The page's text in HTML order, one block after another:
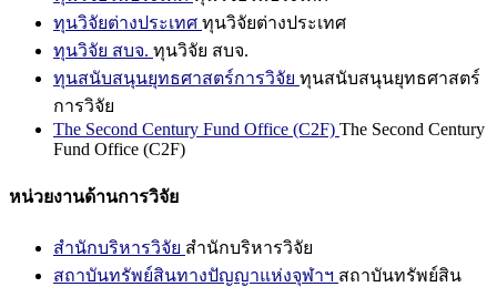
ทุนวิจัยต่างประเทศ ทุนวิจัยต่างประเทศ
ทุนวิจัย สบจ. ทุนวิจัย สบจ.
ทุนสนับสนุนยุทธศาสตร์การวิจัย ทุนสนับสนุนยุทธศาสตร์
การวิจัย
The Second Century Fund Office (C2F) The Second Century
Fund Office (C2F)
หน่วยงานด้านการวิจัย
สำนักบริหารวิจัย สำนักบริหารวิจัย
สถาบันทรัพย์สินทางปัญญาแห่งจุฬาฯ สถาบันทรัพย์สิน